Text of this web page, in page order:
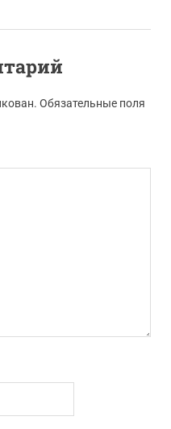
Обязательные поля